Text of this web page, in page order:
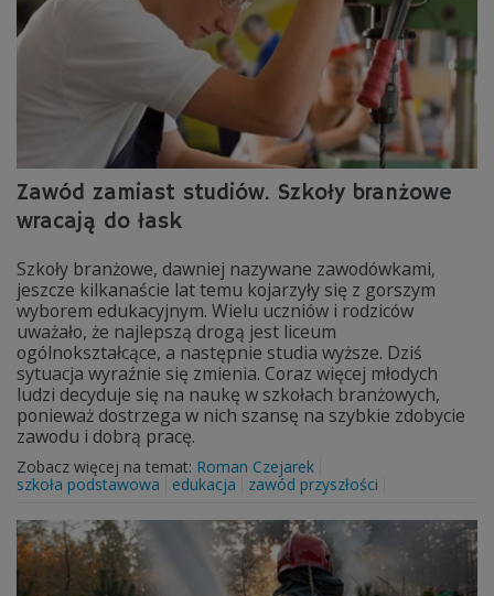
Zawód zamiast studiów. Szkoły branżowe
wracają do łask
Szkoły branżowe, dawniej nazywane zawodówkami,
jeszcze kilkanaście lat temu kojarzyły się z gorszym
wyborem edukacyjnym. Wielu uczniów i rodziców
uważało, że najlepszą drogą jest liceum
ogólnokształcące, a następnie studia wyższe. Dziś
sytuacja wyraźnie się zmienia. Coraz więcej młodych
ludzi decyduje się na naukę w szkołach branżowych,
ponieważ dostrzega w nich szansę na szybkie zdobycie
zawodu i dobrą pracę.
Zobacz więcej na temat: Roman Czejarek
szkoła podstawowa
edukacja zawód przyszłości